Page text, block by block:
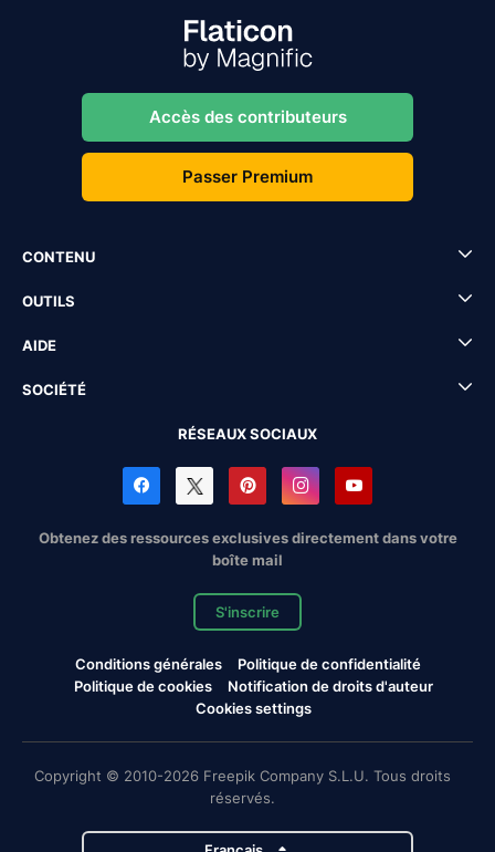
Accès des contributeurs
Passer Premium
CONTENU
OUTILS
AIDE
SOCIÉTÉ
RÉSEAUX SOCIAUX
Obtenez des ressources exclusives directement dans votre
boîte mail
S'inscrire
Conditions générales
Politique de confidentialité
Politique de cookies
Notification de droits d'auteur
Cookies settings
Copyright © 2010-2026 Freepik Company S.L.U. Tous droits
réservés.